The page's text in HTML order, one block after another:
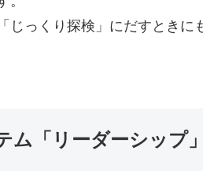
じっくり探検」にだすときに
ム「リーダーシップ